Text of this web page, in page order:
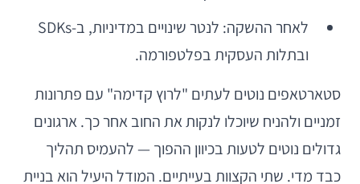
לאחר ההשקה: לנטר שינויים במדיניות, ב-SDKs
ובתלות העסקית בפלטפורמה.
סטארטאפים נוטים לעתים "לרוץ קדימה" עם פתרונות
זמניים ולהניח שיוכלו לנקות את החוב אחר כך. ארגונים
גדולים נוטים לטעות בכיוון ההפוך — להעמיס תהליך
כבד מדי. שתי הקצוות בעייתיים. המודל היעיל הוא בניית